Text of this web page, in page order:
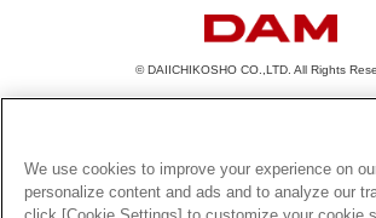
© DAIICHIKOSHO CO.,LTD. All Rights
このサイトに掲載されている一切の文章・画像・写真・動
を問わず、著作権法の定める範囲を超えて無断で複製、転載
とを禁じます。
楽曲及びコンテンツは、機種によりご利用いただけない場
We use cookies to improve your experience on
personalize content and ads and to analyze our